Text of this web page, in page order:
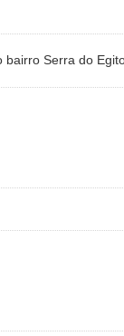
bairro Serra do